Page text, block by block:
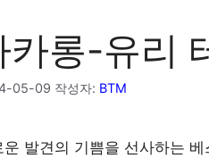
카롱-유리
05-09 작성자: BTM
운 발견의 기쁨을 선사하는